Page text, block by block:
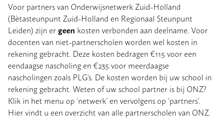
Voor partners van Onderwijsnetwerk Zuid-Holland
(Bètasteunpunt Zuid-Holland en Regionaal Steunpunt
Leiden) zijn er geen kosten verbonden aan deelname. Voor
docenten van niet-partnerscholen worden wel kosten in
rekening gebracht. Deze kosten bedragen €115 voor een
eendaagse nascholing en €235 voor meerdaagse
nascholingen zoals PLG’s. De kosten worden bij uw school in
rekening gebracht. Weten of uw school partner is bij ONZ?
Klik in het menu op ‘netwerk’ en vervolgens op ‘partners’.
Hier vindt u een overzicht van alle partnerscholen van ONZ.